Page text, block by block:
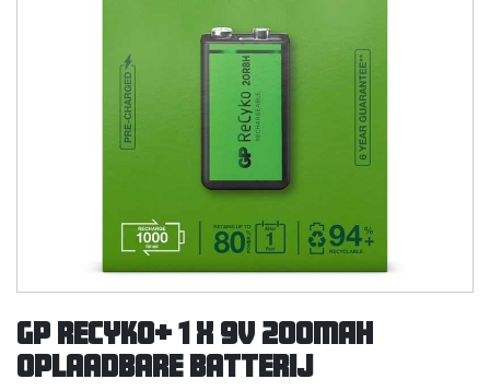
GP Recyko+ 1 x 9V 200mAh
oplaadbare batterij